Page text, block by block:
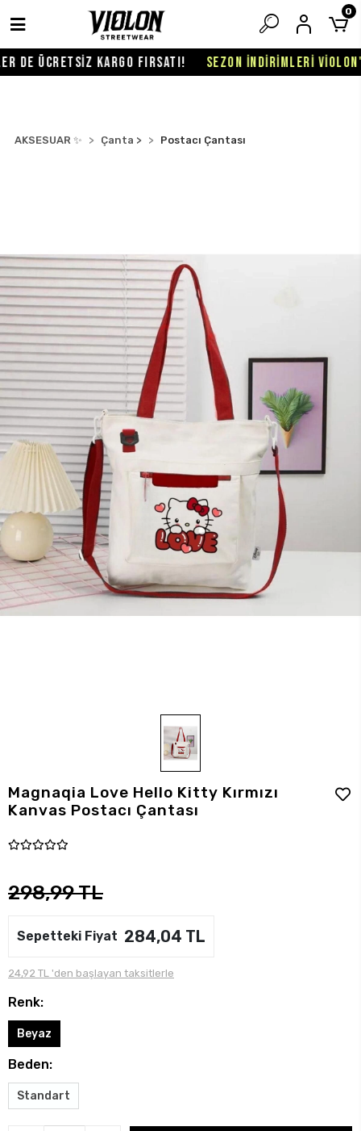
ÜCRETSİZ KARGO FIRSATI! SEZON İNDİRİMLERİ
0
AKSESUAR ✨ Çanta > Postacı Çantası
Magnaqia Love Hello Kitty Kırmızı
Kanvas Postacı Çantası
298,99 TL
Sepetteki Fiyat 284,04 TL
24,92 TL 'den başlayan taksitlerle
Renk:
Beyaz
Beden:
Standart